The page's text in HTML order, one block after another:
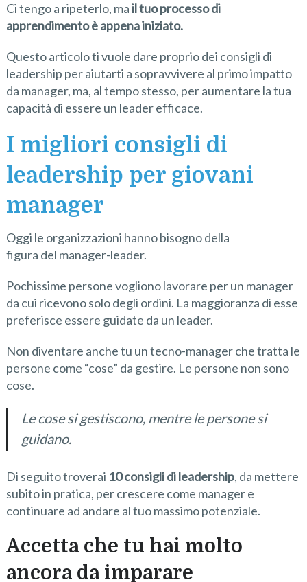
Ci tengo a ripeterlo, mail tuo processo di
apprendimento è appena iniziato.
Questo articolo ti vuole dare proprio dei consigli di
leadership per aiutarti a sopravvivere al primo impatto
da manager, ma, al tempo stesso, per aumentare la tua
capacità di essere un leader efficace.
I migliori consigli di
leadership per giovani
manager
Oggi le organizzazioni hanno bisogno della
figura del manager-leader.
Pochissime persone vogliono lavorare per un manager
da cui ricevono solo degli ordini. La maggioranza di esse
preferisce essere guidate da un leader.
Non diventare anche tu un tecno-manager che tratta le
persone come “cose” da gestire. Le persone non sono
cose.
Le cose si gestiscono, mentre le persone si
guidano.
Di seguito troverai 10 consigli di leadership, da mettere
subito in pratica, per crescere come manager e
continuare ad andare al tuo massimo potenziale.
Accetta che tu hai molto
ancora da imparare